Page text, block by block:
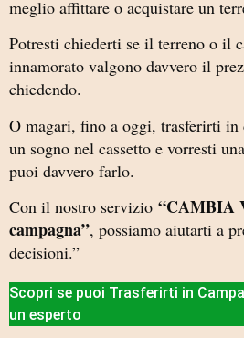
meglio affittare o acquistare un
Potresti chiederti se il terreno o il
innamorato valgono davvero il
chiedendo.
O magari, fino a oggi, trasferirti in
un sogno nel cassetto e vorresti
puoi davvero farlo.
Con il nostro servizio “CAMBIA
campagna”, possiamo aiutarti a
decisioni.”
Scopri se puoi Trasferirti in
un esperto